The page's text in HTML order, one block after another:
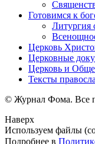
Готовимся к
Литургия
Церковь
Церковные
Церковь и
Тексты
© Журнал Фома. Все
Наверх
Используем файлы
Подробнее в